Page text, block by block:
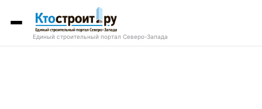
Единый строительный портал Северо-Запада